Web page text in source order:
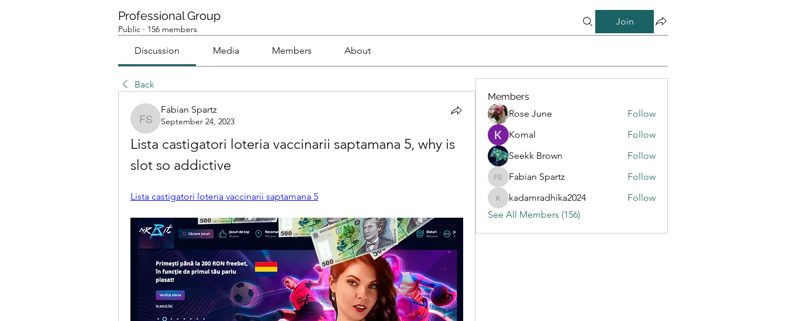
Professional Group
Public · 156 members
Join
Discussion Media Members About
Back
Fabian Spartz
Fabian Spartz
September 24, 2023
Lista castigatori loteria vaccinarii saptamana 5, why is
slot so addictive
Lista castigatori loteria vaccinarii saptamana 5
Members
Rose June
Follow
Komal
Follow
Seekk Brown
Follow
Fabian Spartz
Fabian Spartz Follow
kadamradhika2024
kadamradhika2024
Follow
See All Members (156)